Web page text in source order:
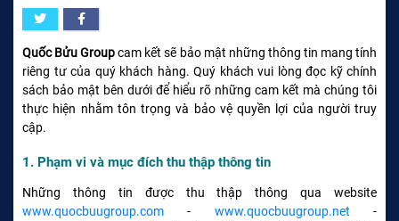
Quốc Bửu Groupcam kết sẽ bảo mật những thông tin mang tính
riêng tư của quý khách hàng. Quý khách vui lòng đọc kỹ chính
sách bảo mật bên dưới để hiểu rõ những cam kết mà chúng tôi
thực hiện nhằm tôn trọng và bảo vệ quyền lợi của người truy
cập.
1. Phạm vi và mục đích thu thập thông tin
Những thông tin được thu thập thông qua website
www.quocbuugroup.com - www.quocbuugroup.net -